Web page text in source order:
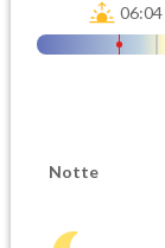
06:04
Notte